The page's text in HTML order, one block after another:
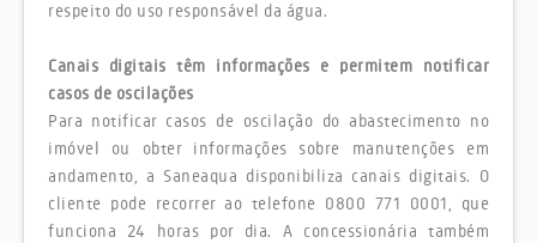
respeito do uso responsável da água.
Canais digitais têm informações e permitem notificar
casos de oscilações
Para notificar casos de oscilação do abastecimento no
imóvel ou obter informações sobre manutenções em
andamento, a Saneaqua disponibiliza canais digitais. O
cliente pode recorrer ao telefone 0800 771 0001, que
funciona 24 horas por dia. A concessionária também